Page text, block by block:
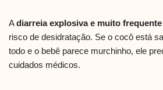
Adiarreia explosiva e muito frequente
risco de desidratação. Se o cocô está
todo e o bebê parece murchinho, ele
cuidados médicos.